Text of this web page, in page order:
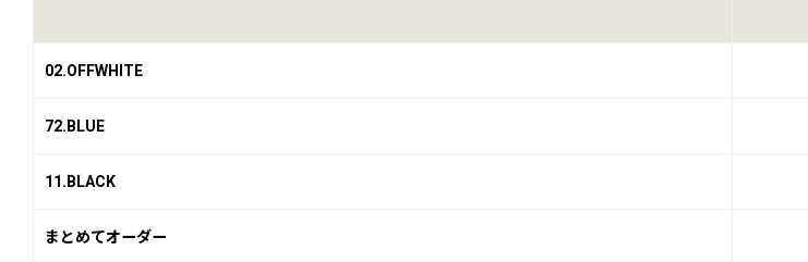
02.OFFWHITE
72.BLUE
11.BLACK
まとめてオーダー